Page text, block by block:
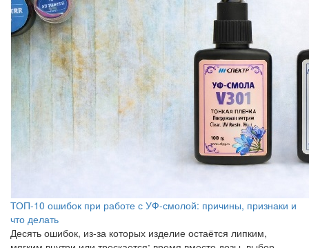
ТОП-10 ошибок при работе с УФ-смолой: причины, признаки и
что делать
Десять ошибок, из-за которых изделие остаётся липким,